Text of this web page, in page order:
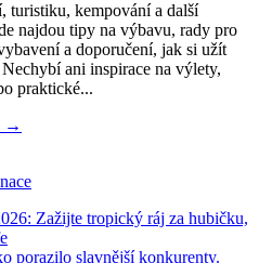
turistiku, kempování a další
najdou tipy na výbavu, rady pro
a doporučení, jak si užít
ani inspirace na výlety,
praktické...
→
Zažijte tropický ráj za hubičku,
porazilo slavnější konkurenty.